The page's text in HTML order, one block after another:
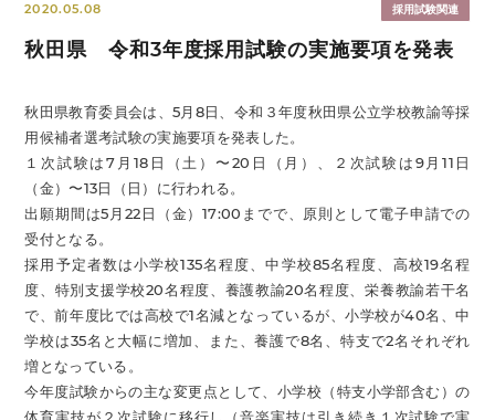
2020.05.08 採用試験関連
秋田県 令和3年度採用試験の実施要項を発表
秋田県教育委員会は、5月8日、令和３年度秋田県公立学校教諭等採
用候補者選考試験の実施要項を発表した。
１次試験は7月18日（土）〜20日（月）、２次試験は9月11日
（金）〜13日（日）に行われる。
出願期間は5月22日（金）17:00までで、原則として電子申請での
受付となる。
採用予定者数は小学校135名程度、中学校85名程度、高校19名程
度、特別支援学校20名程度、養護教諭20名程度、栄養教諭若干名
で、前年度比では高校で1名減となっているが、小学校が40名、中
学校は35名と大幅に増加、また、養護で8名、特支で2名それぞれ
増となっている。
今年度試験からの主な変更点として、小学校（特支小学部含む）の